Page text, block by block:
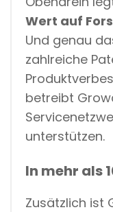
Wert auf
Und genau
zahlreiche
betreibt
unterstützen.
In mehr als
Zusätzlich ist